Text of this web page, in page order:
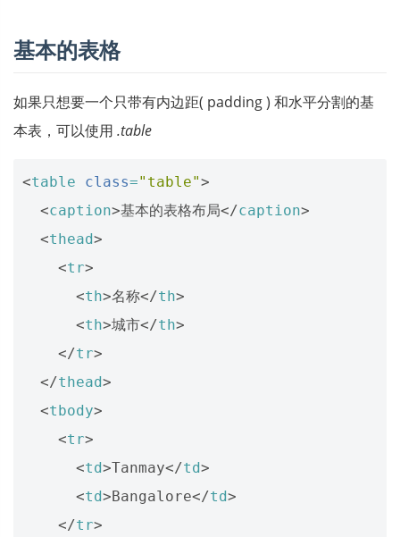
基本的表格
如果只想要一个只带有内边距( padding ) 和水平分割的基
本表，可以使用 .table
<table class="table">
<caption>基本的表格布局</caption>
<thead>
<tr>
<th>名称</th>
<th>城市</th>
</tr>
</thead>
<tbody>
<tr>
<td>Tanmay</td>
<td>Bangalore</td>
</tr>